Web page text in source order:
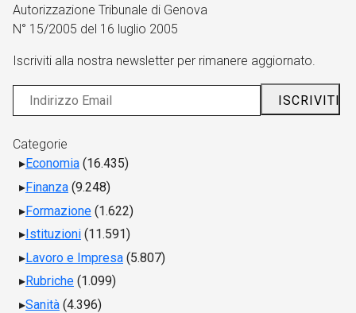
Autorizzazione Tribunale di Genova
N° 15/2005 del 16 luglio 2005
Iscriviti alla nostra newsletter per rimanere aggiornato.
Categorie
Economia (16.435)
Finanza (9.248)
Formazione (1.622)
Istituzioni (11.591)
Lavoro e Impresa (5.807)
Rubriche (1.099)
Sanità (4.396)